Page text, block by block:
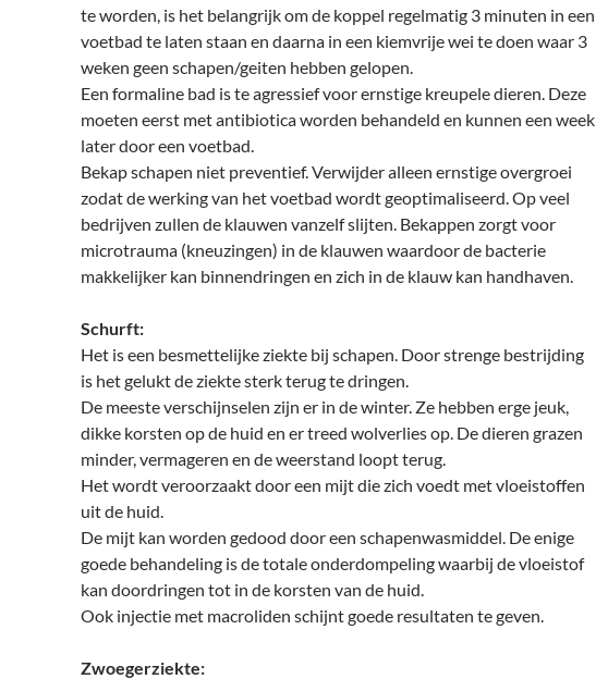
te worden, is het belangrijk om de koppel regelmatig 3 minuten in een
voetbad te laten staan en daarna in een kiemvrije wei te doen waar 3
weken geen schapen/geiten hebben gelopen.
Een formaline bad is te agressief voor ernstige kreupele dieren. Deze
moeten eerst met antibiotica worden behandeld en kunnen een week
later door een voetbad.
Bekap schapen niet preventief. Verwijder alleen ernstige overgroei
zodat de werking van het voetbad wordt geoptimaliseerd. Op veel
bedrijven zullen de klauwen vanzelf slijten. Bekappen zorgt voor
microtrauma (kneuzingen) in de klauwen waardoor de bacterie
makkelijker kan binnendringen en zich in de klauw kan handhaven.
Schurft:
Het is een besmettelijke ziekte bij schapen. Door strenge bestrijding
is het gelukt de ziekte sterk terug te dringen.
De meeste verschijnselen zijn er in de winter. Ze hebben erge jeuk,
dikke korsten op de huid en er treed wolverlies op. De dieren grazen
minder, vermageren en de weerstand loopt terug.
Het wordt veroorzaakt door een mijt die zich voedt met vloeistoffen
uit de huid.
De mijt kan worden gedood door een schapenwasmiddel. De enige
goede behandeling is de totale onderdompeling waarbij de vloeistof
kan doordringen tot in de korsten van de huid.
Ook injectie met macroliden schijnt goede resultaten te geven.
Zwoegerziekte: